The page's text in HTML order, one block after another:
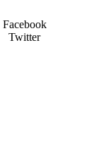
Facebook
Twitter